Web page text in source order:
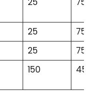
25
75
25
75
150 450